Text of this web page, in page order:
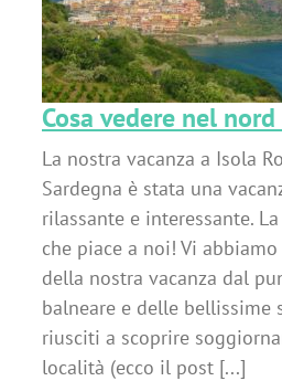
Cosa vedere nel
La nostra vacanza a Isola
Sardegna è stata una
rilassante e interessante.
che piace a noi! Vi
della nostra vacanza dal
balneare e delle bellissime
riusciti a scoprire
località (ecco il post [...]